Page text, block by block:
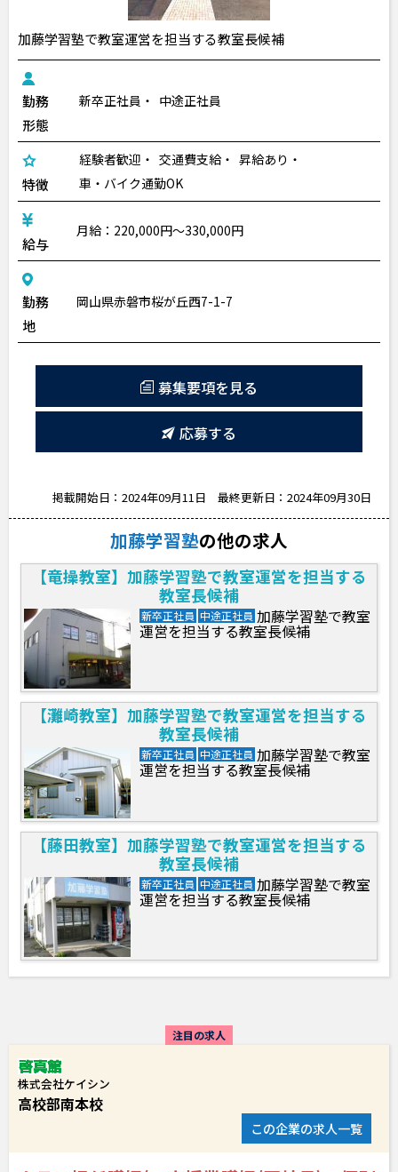
加藤学習塾で教室運営を担当する教室長候補
勤務
形態
新卒正社員 中途正社員
特徴
経験者歓迎 交通費支給
昇給あり
車・バイク通勤OK
給与
月給：220,000円～330,000円
勤務
地
岡山県赤磐市桜が丘西7-1-7
募集要項を見る
応募する
掲載開始日：2024年09月11日 最終更新日：2024年09月30日
加藤学習塾の他の求人
【竜操教室】加藤学習塾で教室運営を担当する
教室長候補
新卒正社員 中途正社員 加藤学習塾で教室
運営を担当する教室長候補
【灘崎教室】加藤学習塾で教室運営を担当する
教室長候補
新卒正社員 中途正社員 加藤学習塾で教室
運営を担当する教室長候補
【藤田教室】加藤学習塾で教室運営を担当する
教室長候補
新卒正社員 中途正社員 加藤学習塾で教室
運営を担当する教室長候補
注目の求人
株式会社ケイシン
高校部南本校
この企業の求人一覧